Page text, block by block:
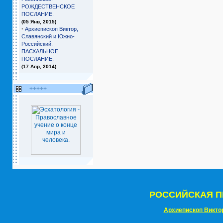
РОЖДЕСТВЕНСКОЕ
ПОСЛАНИЕ.
(05 Янв, 2015)
· Архиепископ Виктор,
Славянский и Южно-
Российский.
ПАСХАЛЬНОЕ
ПОСЛАНИЕ.
(17 Апр, 2014)
+++++
РОССИЙСКАЯ
Архиепископ